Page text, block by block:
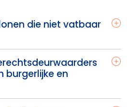
die niet vatbaar
burgerlijke en